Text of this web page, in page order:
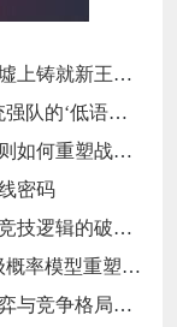
2026北美世界杯：旧秩序崩裂，谁在废墟上铸就新王冠？
“世预赛隐形变量：库拉索足以颠覆传统强队的‘低语风暴’”
2026世界杯小组赛：红黄牌暗战——规则如何重塑战术天平与晋级概率
密码
北美新军世界杯首胜：数据规律之外，竞技逻辑的破局密码
“32变48：新积分制下世界杯小组赛晋级概率模型重塑与策略均衡分析”
2026世界杯小组赛：出线概率的量化博弈与竞争格局的深度解构